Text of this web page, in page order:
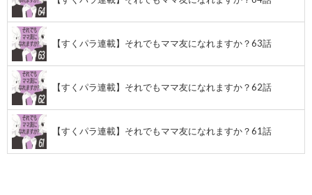
【すくパラ連載】それでもママ友になれますか？63話
【すくパラ連載】それでもママ友になれますか？62話
【すくパラ連載】それでもママ友になれますか？61話